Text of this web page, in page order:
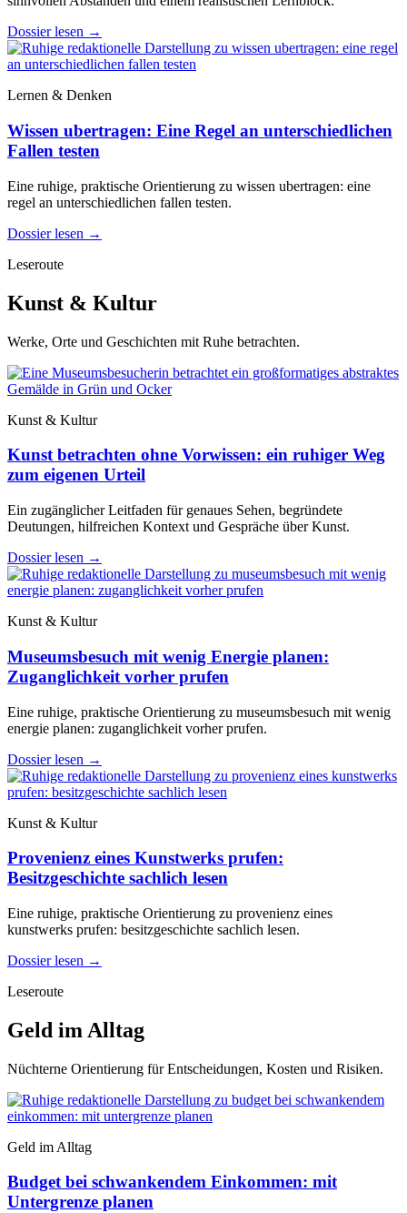
Dossier lesen →
Lernen & Denken
Wissen ubertragen: Eine Regel an unterschiedlichen
Fallen testen
Eine ruhige, praktische Orientierung zu wissen ubertragen: eine
regel an unterschiedlichen fallen testen.
Dossier lesen →
Leseroute
Kunst & Kultur
Werke, Orte und Geschichten mit Ruhe betrachten.
Kunst & Kultur
Kunst betrachten ohne Vorwissen: ein ruhiger Weg
zum eigenen Urteil
Ein zugänglicher Leitfaden für genaues Sehen, begründete
Deutungen, hilfreichen Kontext und Gespräche über Kunst.
Dossier lesen →
Kunst & Kultur
Museumsbesuch mit wenig Energie planen:
Zuganglichkeit vorher prufen
Eine ruhige, praktische Orientierung zu museumsbesuch mit wenig
energie planen: zuganglichkeit vorher prufen.
Dossier lesen →
Kunst & Kultur
Provenienz eines Kunstwerks prufen:
Besitzgeschichte sachlich lesen
Eine ruhige, praktische Orientierung zu provenienz eines
kunstwerks prufen: besitzgeschichte sachlich lesen.
Dossier lesen →
Leseroute
Geld im Alltag
Nüchterne Orientierung für Entscheidungen, Kosten und Risiken.
Geld im Alltag
Budget bei schwankendem Einkommen: mit
Untergrenze planen